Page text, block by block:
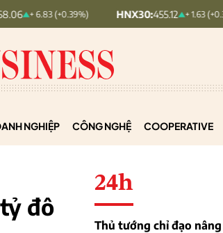
+ 6.83 (+0.39%) HNX30: 455.12 + 1.63 (+0.36%)
NGHIỆP CÔNG NGHỆ COOPERATIVE
đô
24h
Thủ tướng chỉ đạo